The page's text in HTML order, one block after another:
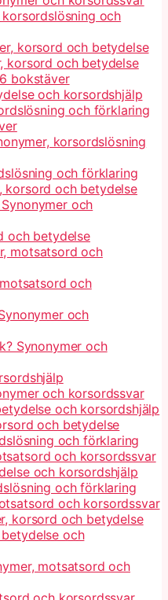
och
korsord och betydelse
korsord och betydelse
bokstäver
och korsordshjälp
och förklaring
korsordslösning
och förklaring
korsord och betydelse
och
och betydelse
motsatsord och
och
och
Synonymer och
och korsordssvar
och korsordshjälp
och betydelse
och förklaring
och korsordssvar
och korsordshjälp
och förklaring
och korsordssvar
korsord och betydelse
och
motsatsord och